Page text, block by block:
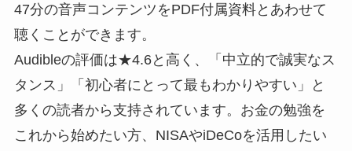
47分の音声コンテンツをPDF付属資料とあわせて
聴くことができます。
Audibleの評価は★4.6と高く、「中立的で誠実なス
タンス」「初心者にとって最もわかりやすい」と
多くの読者から支持されています。お金の勉強を
これから始めたい方、NISAやiDeCoを活用したい